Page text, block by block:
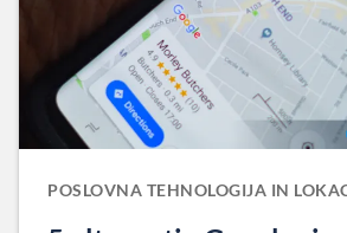
POSLOVNA TEHNOLOGIJA IN